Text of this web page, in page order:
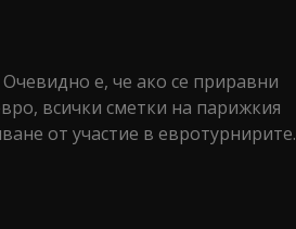
е, че ако се приравни
всички сметки на парижкия
от участие в евротурнирите.